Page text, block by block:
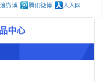
微博 腾讯微博 人人网
中心